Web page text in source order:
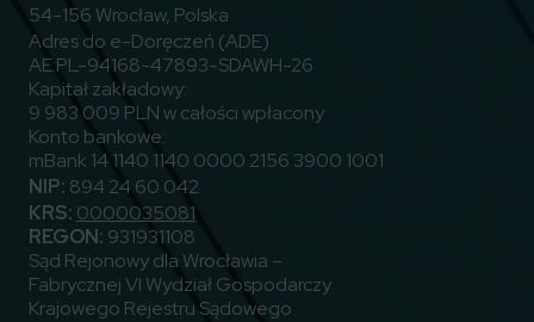
54-156 Wrocław, Polska
Adres do e-Doręczeń (ADE)
AE:PL-94168-47893-SDAWH-26
Kapitał zakładowy:
9 983 009 PLN w całości wpłacony
Konto bankowe:
mBank 14 1140 1140 0000 2156 3900 1001
NIP: 894 24 60 042
KRS: 0000035081
REGON: 931931108
Sąd Rejonowy dla Wrocławia –
Fabrycznej VI Wydział Gospodarczy
Krajowego Rejestru Sądowego